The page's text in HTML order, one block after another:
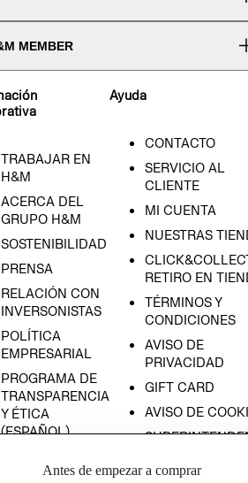
MEMBER
TRABAJAR EN
H&M
ACERCA DEL
GRUPO H&M
SOSTENIBILIDAD
PRENSA
RELACIÓN CON
INVERSONISTAS
POLÍTICA
EMPRESARIAL
PROGRAMA DE
TRANSPARENCIA
Y ÉTICA
(ESPAÑOL)
TRANSPARENCIA
Ayuda
CONTACTO
SERVICIO AL
CLIENTE
MI CUENTA
NUESTRAS
RETIRO EN
TÉRMINOS Y
CONDICIONES
AVISO DE
PRIVACIDAD
GIFT CARD
AVISO DE
COMERCIO - SIC
Antes de empezar a comprar